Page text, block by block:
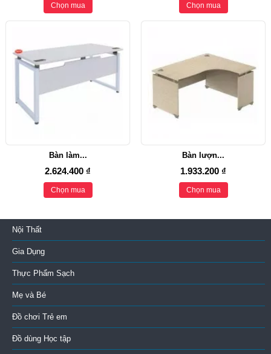
Chọn mua Chọn mua
Bàn làm...
2.624.400 ₫
Chọn mua
Bàn lượn...
1.933.200 ₫
Chọn mua
Nội Thất
Gia Dụng
Thực Phẩm Sạch
Mẹ và Bé
Đồ chơi Trẻ em
Đồ dùng Học tập